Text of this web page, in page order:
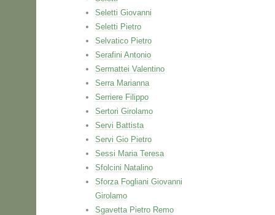
Seletti Giovanni
Seletti Pietro
Selvatico Pietro
Serafini Antonio
Sermattei Valentino
Serra Marianna
Serriere Filippo
Sertori Girolamo
Servi Battista
Servi Gio Pietro
Sessi Maria Teresa
Sfolcini Natalino
Sforza Fogliani Giovanni
Girolamo
Sgavetta Pietro Remo